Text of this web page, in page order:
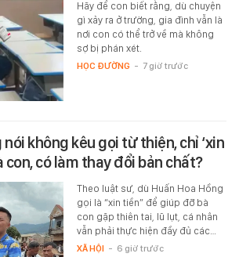
Hãy để con biết rằng, dù chuyện
gì xảy ra ở trường, gia đình vẫn là
nơi con có thể trở về mà không
sợ bị phán xét.
HỌC ĐƯỜNG - 7 giờ trước
nói không kêu gọi từ thiện, chỉ ‘xin
con, có làm thay đổi bản chất?
Theo luật sư, dù Huấn Hoa Hồng
gọi là “xin tiền” để giúp đỡ bà
con gặp thiên tai, lũ lụt, cá nhân
vẫn phải thực hiện đầy đủ các…
XÃ HỘI - 6 giờ trước